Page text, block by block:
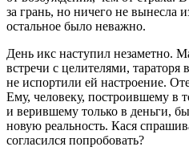
за грань, но ничего не вынесла
остальное было неважно.
День икс наступил незаметно.
встречи с целителями,
не испортили ей настроение.
Ему, человеку, построившему в
и верившему только в деньги,
новую реальность. Кася
согласился попробовать?